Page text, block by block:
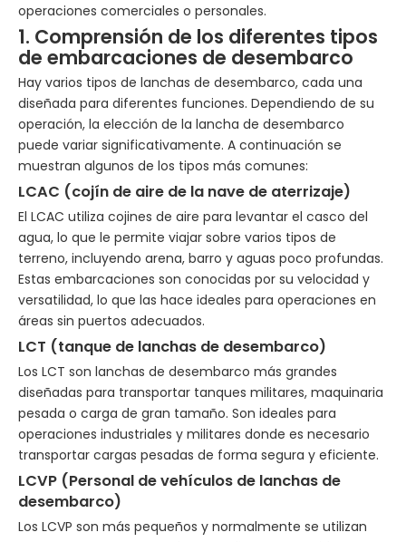
operaciones comerciales o personales.
1. Comprensión de los diferentes tipos
de embarcaciones de desembarco
Hay varios tipos de lanchas de desembarco, cada una
diseñada para diferentes funciones. Dependiendo de su
operación, la elección de la lancha de desembarco
puede variar significativamente. A continuación se
muestran algunos de los tipos más comunes:
LCAC (cojín de aire de la nave de aterrizaje)
El LCAC utiliza cojines de aire para levantar el casco del
agua, lo que le permite viajar sobre varios tipos de
terreno, incluyendo arena, barro y aguas poco profundas.
Estas embarcaciones son conocidas por su velocidad y
versatilidad, lo que las hace ideales para operaciones en
áreas sin puertos adecuados.
LCT (tanque de lanchas de desembarco)
Los LCT son lanchas de desembarco más grandes
diseñadas para transportar tanques militares, maquinaria
pesada o carga de gran tamaño. Son ideales para
operaciones industriales y militares donde es necesario
transportar cargas pesadas de forma segura y eficiente.
LCVP (Personal de vehículos de lanchas de
desembarco)
Los LCVP son más pequeños y normalmente se utilizan